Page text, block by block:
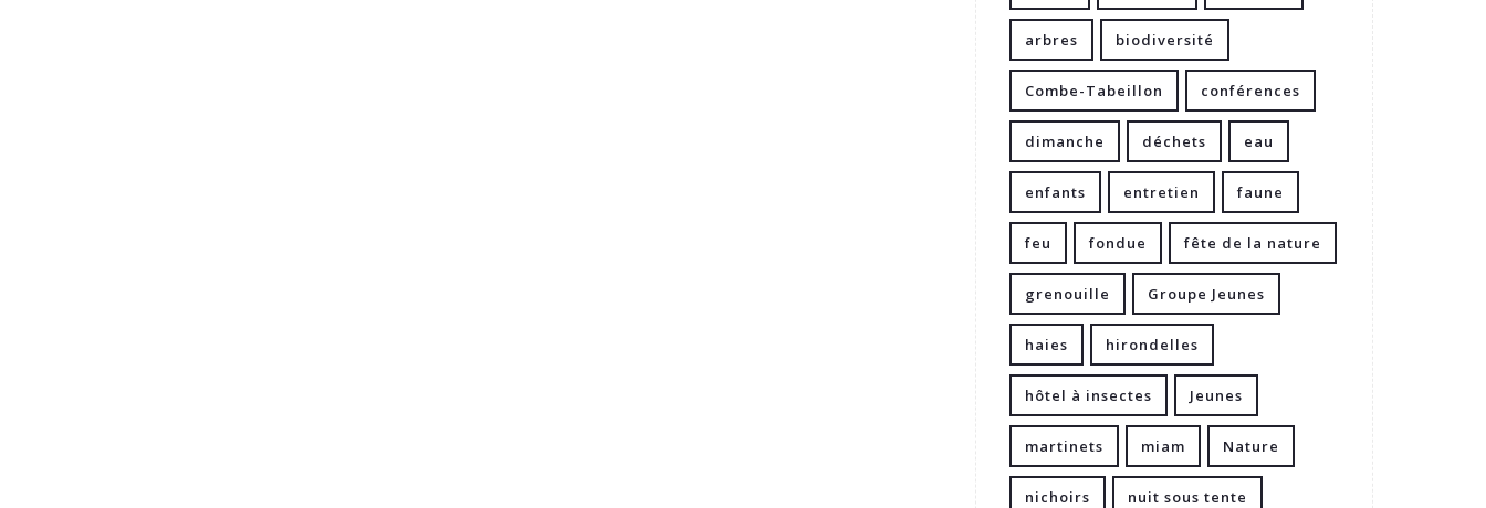
arbres biodiversité
Combe-Tabeillon conférences
dimanche déchets eau
enfants entretien faune
feu fondue fête de la nature
grenouille Groupe Jeunes
haies hirondelles
hôtel à insectes Jeunes
martinets miam Nature
nichoirs nuit sous tente